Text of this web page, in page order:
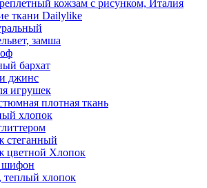
кожзам с рисунком, Италия
ткани Dailylike
замша
бархат
джинс
игрушек
плотная ткань
хлопок
стеганный
цветной Хлопок
шифон
теплый хлопок